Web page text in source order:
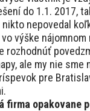
do 1.1. 2017,
nepovedal
výške
ale my nie sme
pre
opakovane